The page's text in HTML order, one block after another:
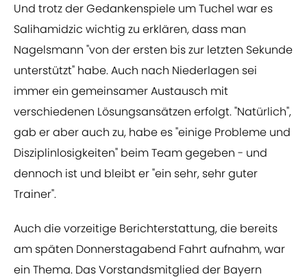
Und trotz der Gedankenspiele um Tuchel war es
Salihamidzic wichtig zu erklären, dass man
Nagelsmann "von der ersten bis zur letzten Sekunde
unterstützt" habe. Auch nach Niederlagen sei
immer ein gemeinsamer Austausch mit
verschiedenen Lösungsansätzen erfolgt. "Natürlich",
gab er aber auch zu, habe es "einige Probleme und
Disziplinlosigkeiten" beim Team gegeben - und
dennoch ist und bleibt er "ein sehr, sehr guter
Trainer".
Auch die vorzeitige Berichterstattung, die bereits
am späten Donnerstagabend Fahrt aufnahm, war
ein Thema. Das Vorstandsmitglied der Bayern